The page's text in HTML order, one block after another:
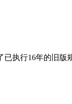
执行16年的旧版